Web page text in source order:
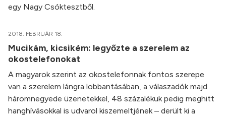
egy Nagy Csóktesztből.
2018. FEBRUÁR 18.
Mucikám, kicsikém: legyőzte a szerelem az
okostelefonokat
A magyarok szerint az okostelefonnak fontos szerepe
van a szerelem lángra lobbantásában, a válaszadók majd
háromnegyede üzenetekkel, 48 százalékuk pedig meghitt
hanghívásokkal is udvarol kiszemeltjének – derült ki a